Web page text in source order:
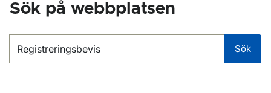
Sök på webbplatsen
Sök